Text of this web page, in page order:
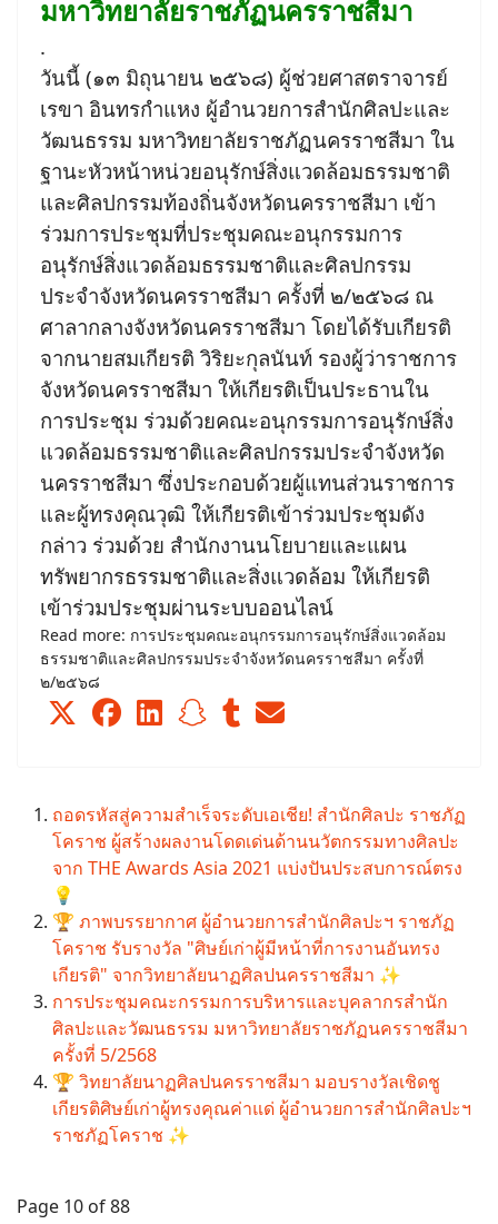
มหาวิทยาลัยราชภัฏนครราชสีมา
.
วันนี้ (๑๓ มิถุนายน ๒๕๖๘) ผู้ช่วยศาสตราจารย์
เรขา อินทรกำแหง ผู้อำนวยการสำนักศิลปะและ
วัฒนธรรม มหาวิทยาลัยราชภัฏนครราชสีมา ใน
ฐานะหัวหน้าหน่วยอนุรักษ์สิ่งแวดล้อมธรรมชาติ
และศิลปกรรมท้องถิ่นจังหวัดนครราชสีมา เข้า
ร่วมการประชุมที่ประชุมคณะอนุกรรมการ
อนุรักษ์สิ่งแวดล้อมธรรมชาติและศิลปกรรม
ประจำจังหวัดนครราชสีมา ครั้งที่ ๒/๒๕๖๘ ณ
ศาลากลางจังหวัดนครราชสีมา โดยได้รับเกียรติ
จากนายสมเกียรติ วิริยะกุลนันท์ รองผู้ว่าราชการ
จังหวัดนครราชสีมา ให้เกียรติเป็นประธานใน
การประชุม ร่วมด้วยคณะอนุกรรมการอนุรักษ์สิ่ง
แวดล้อมธรรมชาติและศิลปกรรมประจำจังหวัด
นครราชสีมา ซึ่งประกอบด้วยผู้แทนส่วนราชการ
และผู้ทรงคุณวุฒิ ให้เกียรติเข้าร่วมประชุมดัง
กล่าว ร่วมด้วย สำนักงานนโยบายและแผน
ทรัพยากรธรรมชาติและสิ่งแวดล้อม ให้เกียรติ
เข้าร่วมประชุมผ่านระบบออนไลน์
Read more: การประชุมคณะอนุกรรมการอนุรักษ์สิ่งแวดล้อม
ธรรมชาติและศิลปกรรมประจำจังหวัดนครราชสีมา ครั้งที่
๒/๒๕๖๘
ถอดรหัสสู่ความสำเร็จระดับเอเชีย! สำนักศิลปะ ราชภัฏ
โคราช ผู้สร้างผลงานโดดเด่นด้านนวัตกรรมทางศิลปะ
จาก THE Awards Asia 2021 แบ่งปันประสบการณ์ตรง
💡
🏆 ภาพบรรยากาศ ผู้อำนวยการสำนักศิลปะฯ ราชภัฏ
โคราช รับรางวัล "ศิษย์เก่าผู้มีหน้าที่การงานอันทรง
เกียรติ" จากวิทยาลัยนาฏศิลปนครราชสีมา ✨
การประชุมคณะกรรมการบริหารและบุคลากรสำนัก
ศิลปะและวัฒนธรรม มหาวิทยาลัยราชภัฏนครราชสีมา
ครั้งที่ 5/2568
🏆 วิทยาลัยนาฏศิลปนครราชสีมา มอบรางวัลเชิดชู
เกียรติศิษย์เก่าผู้ทรงคุณค่าแด่ ผู้อำนวยการสำนักศิลปะฯ
ราชภัฏโคราช ✨
Page 10 of 88